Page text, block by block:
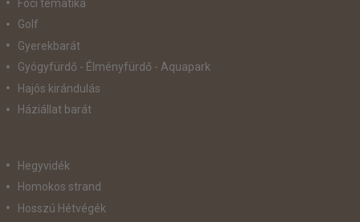
Foci tematika
Golf
Gyerekbarát
Gyógyfürdő - Élményfürdő - Aquapark
Hajós kirándulás
Háziállat barát
Hegyvidék
Homokos strand
Hosszú Hétvégék